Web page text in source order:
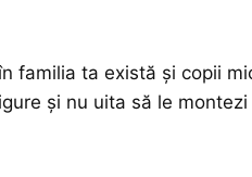
familia ta există și copii
și nu uita să le